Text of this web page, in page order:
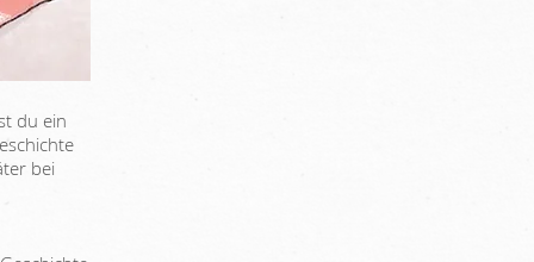
du ein
bei